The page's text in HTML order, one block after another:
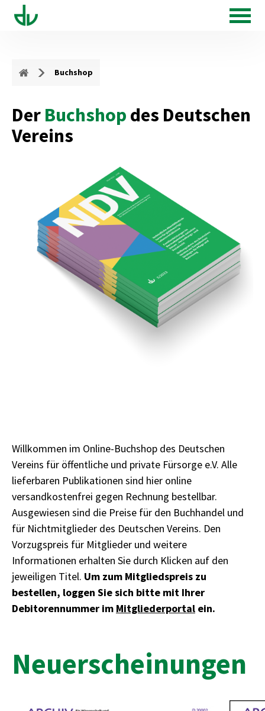
Buchshop
Der Buchshop des Deutschen
Vereins
Willkommen im Online-Buchshop des Deutschen
Vereins für öffentliche und private Fürsorge e.V. Alle
lieferbaren Publikationen sind hier online
versandkostenfrei gegen Rechnung bestellbar.
Ausgewiesen sind die Preise für den Buchhandel und
für Nichtmitglieder des Deutschen Vereins. Den
Vorzugspreis für Mitglieder und weitere
Informationen erhalten Sie durch Klicken auf den
jeweiligen Titel. Um zum Mitgliedspreis zu
bestellen, loggen Sie sich bitte mit Ihrer
Debitorennummer im Mitgliederportal ein.
Neuerscheinungen